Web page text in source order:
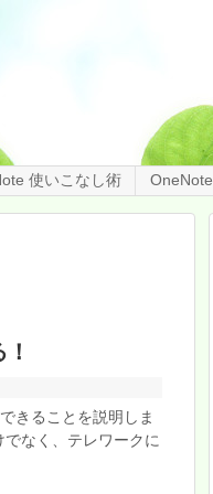
使いこなし術
きることを説明しま
なく、テレワークに